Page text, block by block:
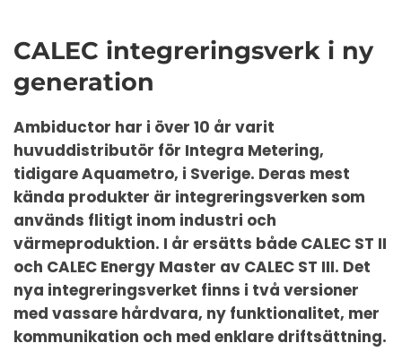
CALEC integreringsverk i ny
generation
Ambiductor har i över 10 år varit
huvuddistributör för Integra Metering,
tidigare Aquametro, i Sverige. Deras mest
kända produkter är integreringsverken som
används flitigt inom industri och
värmeproduktion. I år ersätts både CALEC ST II
och CALEC Energy Master av CALEC ST III. Det
nya integreringsverket finns i två versioner
med vassare hårdvara, ny funktionalitet, mer
kommunikation och med enklare driftsättning.